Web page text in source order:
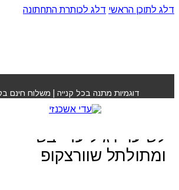
דלג לתוכן הראשי דלג לכותרת התחתונה
דוגמיות מתנה בכל קנייה | משלוח חינם
עד יבש ומתולתל שוורצקופ
מארז MOISTURE KICK
לשיער רגיל עד יבש
ומתולתל שוורצקופ